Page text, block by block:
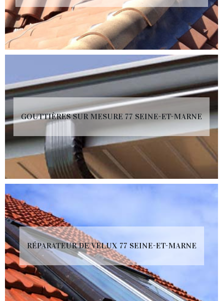
GOUTTIÈRES SUR MESURE 77 SEINE-ET-MARNE
RÉPARATEUR DE VELUX 77 SEINE-ET-MARNE